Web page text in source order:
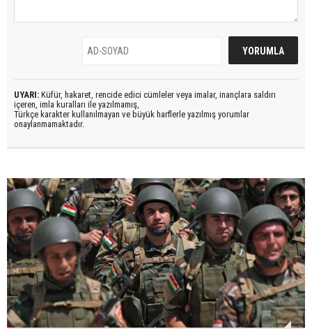
UYARI: Küfür, hakaret, rencide edici cümleler veya imalar, inançlara saldırı
içeren, imla kuralları ile yazılmamış,
Türkçe karakter kullanılmayan ve büyük harflerle yazılmış yorumlar
onaylanmamaktadır.